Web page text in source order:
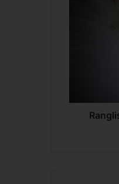
e